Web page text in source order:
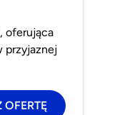
oferująca
przyjaznej